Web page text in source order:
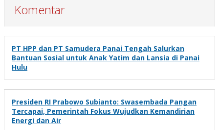
Komentar
PT HPP dan PT Samudera Panai Tengah Salurkan
Bantuan Sosial untuk Anak Yatim dan Lansia di Panai
Hulu
Presiden RI Prabowo Subianto: Swasembada Pangan
Tercapai, Pemerintah Fokus Wujudkan Kemandirian
Energi dan Air